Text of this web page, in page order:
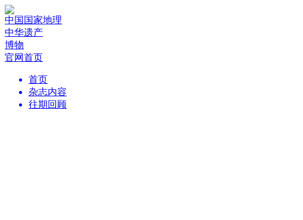
中国国家地理
中华遗产
博物
官网首页
首页
杂志内容
往期回顾